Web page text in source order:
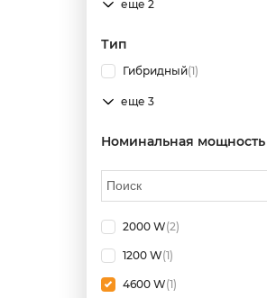
еще 2
Тип
Гибридный(1)
еще 3
Номинальная мощность
2000 W(2)
1200 W(1)
4600 W(1)